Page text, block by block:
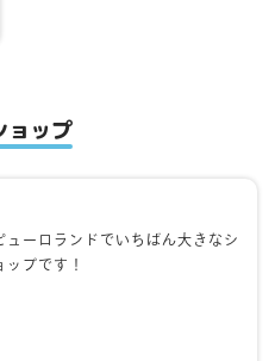
ョップ
ューロランドでいちばん大きなシ
ップです！